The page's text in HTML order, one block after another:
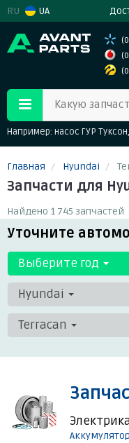
RU UA
Какую
Например: насос ГУР
Главная Hyundai
Запчасти для
Найдено 1 745 запчастей
Уточните
Выберите год
Hyundai
Terracan
Аккумулятор